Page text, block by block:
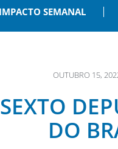
IMPACTO SEMANAL
OUTUBRO 15,
DO